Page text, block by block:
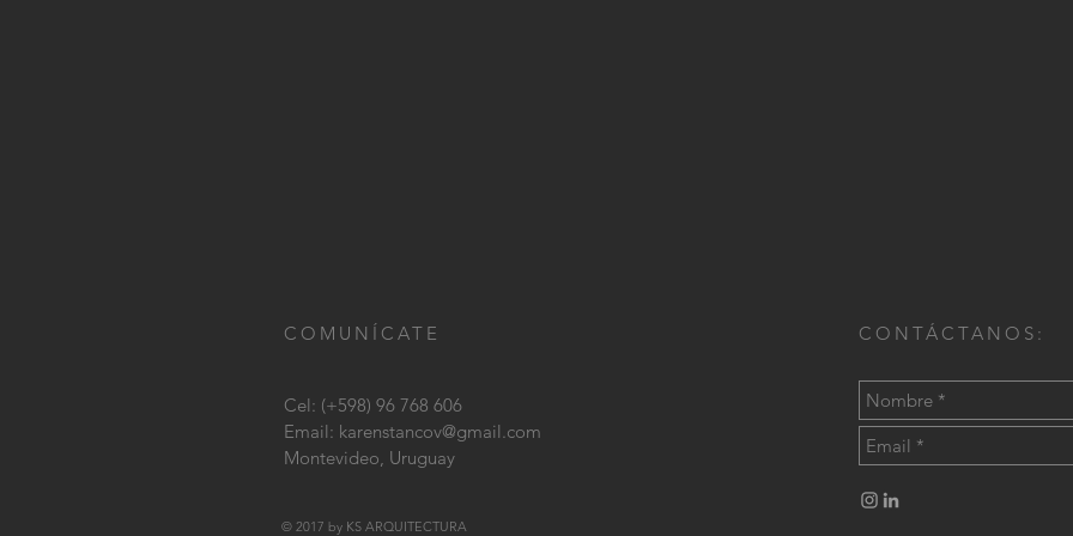
COMUNÍCATE
Cel: (+598) 96 768 606
Email: karenstancov@gmail.com
Montevideo, Uruguay
© 2017 by KS ARQUITECTURA
CONTÁCTANOS: